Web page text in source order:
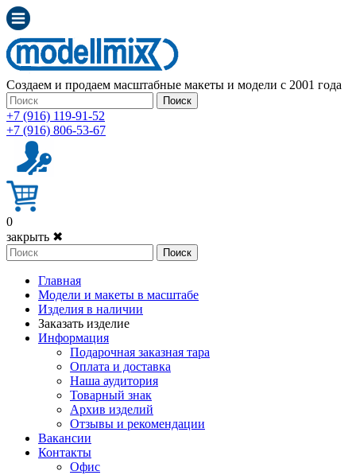
Создаем и продаем масштабные макеты и модели с 2001 года
Поиск
+7 (916) 119-91-52
+7 (916) 806-53-67
0
закрыть ✖
Поиск
Главная
Модели и макеты в масштабе
Изделия в наличии
Заказать изделие
Информация
Подарочная заказная тара
Оплата и доставка
Наша аудитория
Товарный знак
Архив изделий
Отзывы и рекомендации
Вакансии
Контакты
Офис